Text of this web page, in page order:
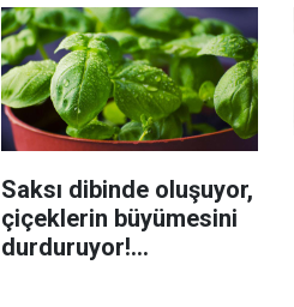
Saksı dibinde oluşuyor,
çiçeklerin büyümesini
durduruyor!